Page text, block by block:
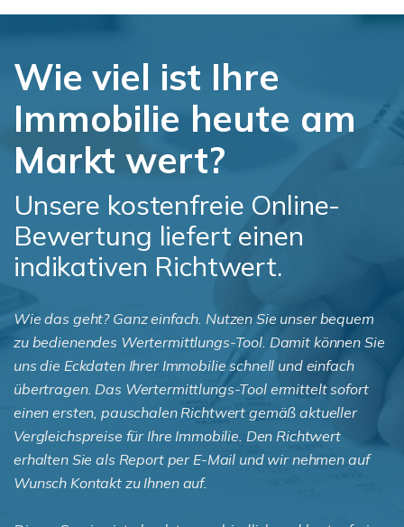
Wie viel ist Ihre
Immobilie heute am
Markt wert?
Unsere kostenfreie Online-
Bewertung liefert einen
indikativen Richtwert.
Wie das geht? Ganz einfach. Nutzen Sie unser bequem
zu bedienendes Wertermittlungs-Tool. Damit können Sie
uns die Eckdaten Ihrer Immobilie schnell und einfach
übertragen. Das Wertermittlungs-Tool ermittelt sofort
einen ersten, pauschalen Richtwert gemäß aktueller
Vergleichspreise für Ihre Immobilie. Den Richtwert
erhalten Sie als Report per E-Mail und wir nehmen auf
Wunsch Kontakt zu Ihnen auf.